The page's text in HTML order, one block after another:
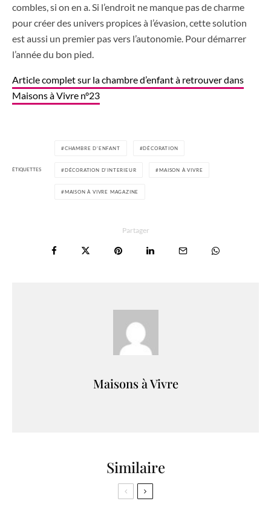
combles, si on en a. Si l’endroit ne manque pas de charme
pour créer des univers propices à l’évasion, cette solution
est aussi un premier pas vers l’autonomie. Pour démarrer
l’année du bon pied.
Article complet sur la chambre d’enfant à retrouver dans
Maisons à Vivre n°23
ÉTIQUETTES
CHAMBRE D'ENFANT DÉCORATION
DÉCORATION D'INTERIEUR MAISON À VIVRE
MAISON À VIVRE MAGAZINE
Partager
Maisons à Vivre
Similaire